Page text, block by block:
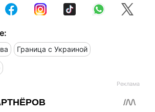
Граница с Украиной